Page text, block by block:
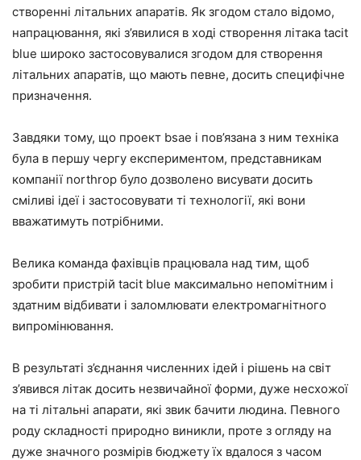
створенні літальних апаратів. Як згодом стало відомо,
напрацювання, які з’явилися в ході створення літака tacit
blue широко застосовувалися згодом для створення
літальних апаратів, що мають певне, досить специфічне
призначення.
Завдяки тому, що проект bsae і пов’язана з ним техніка
була в першу чергу експериментом, представникам
компанії northrop було дозволено висувати досить
сміливі ідеї і застосовувати ті технології, які вони
вважатимуть потрібними.
Велика команда фахівців працювала над тим, щоб
зробити пристрій tacit blue максимально непомітним і
здатним відбивати і заломлювати електромагнітного
випромінювання.
В результаті з’єднання численних ідей і рішень на світ
з’явився літак досить незвичайної форми, дуже несхожої
на ті літальні апарати, які звик бачити людина. Певного
роду складності природно виникли, проте з огляду на
дуже значного розмірів бюджету їх вдалося з часом